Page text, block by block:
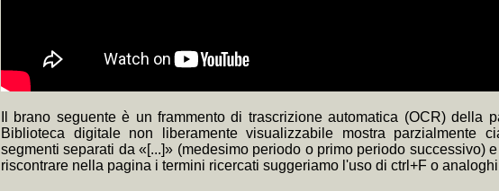
Il brano seguente è un frammento di trascrizione automatica (OCR) della
Biblioteca digitale non liberamente visualizzabile mostra parzialmente
segmenti separati da «[...]» (medesimo periodo o primo periodo successivo)
riscontrare nella pagina i termini ricercati suggeriamo l'uso di ctrl+F o